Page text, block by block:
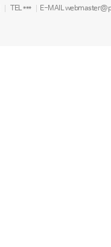
TEL ***
E-MAIL